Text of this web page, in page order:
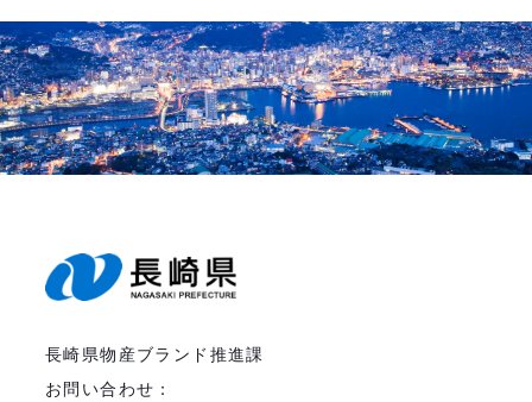
長崎県物産ブランド推進課
お問い合わせ：